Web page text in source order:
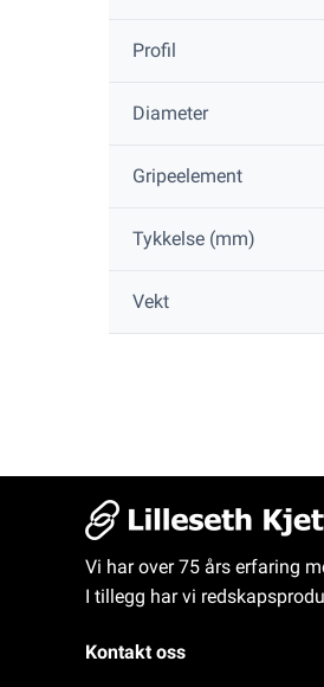
Profil
Diameter
Gripeelement
Tykkelse (mm)
Vekt
Vi har over 75 års erfaring
I tillegg har vi
Kontakt oss